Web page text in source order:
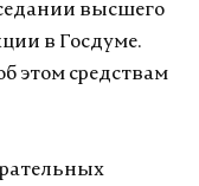
высшего
в Госдуме.
этом средствам